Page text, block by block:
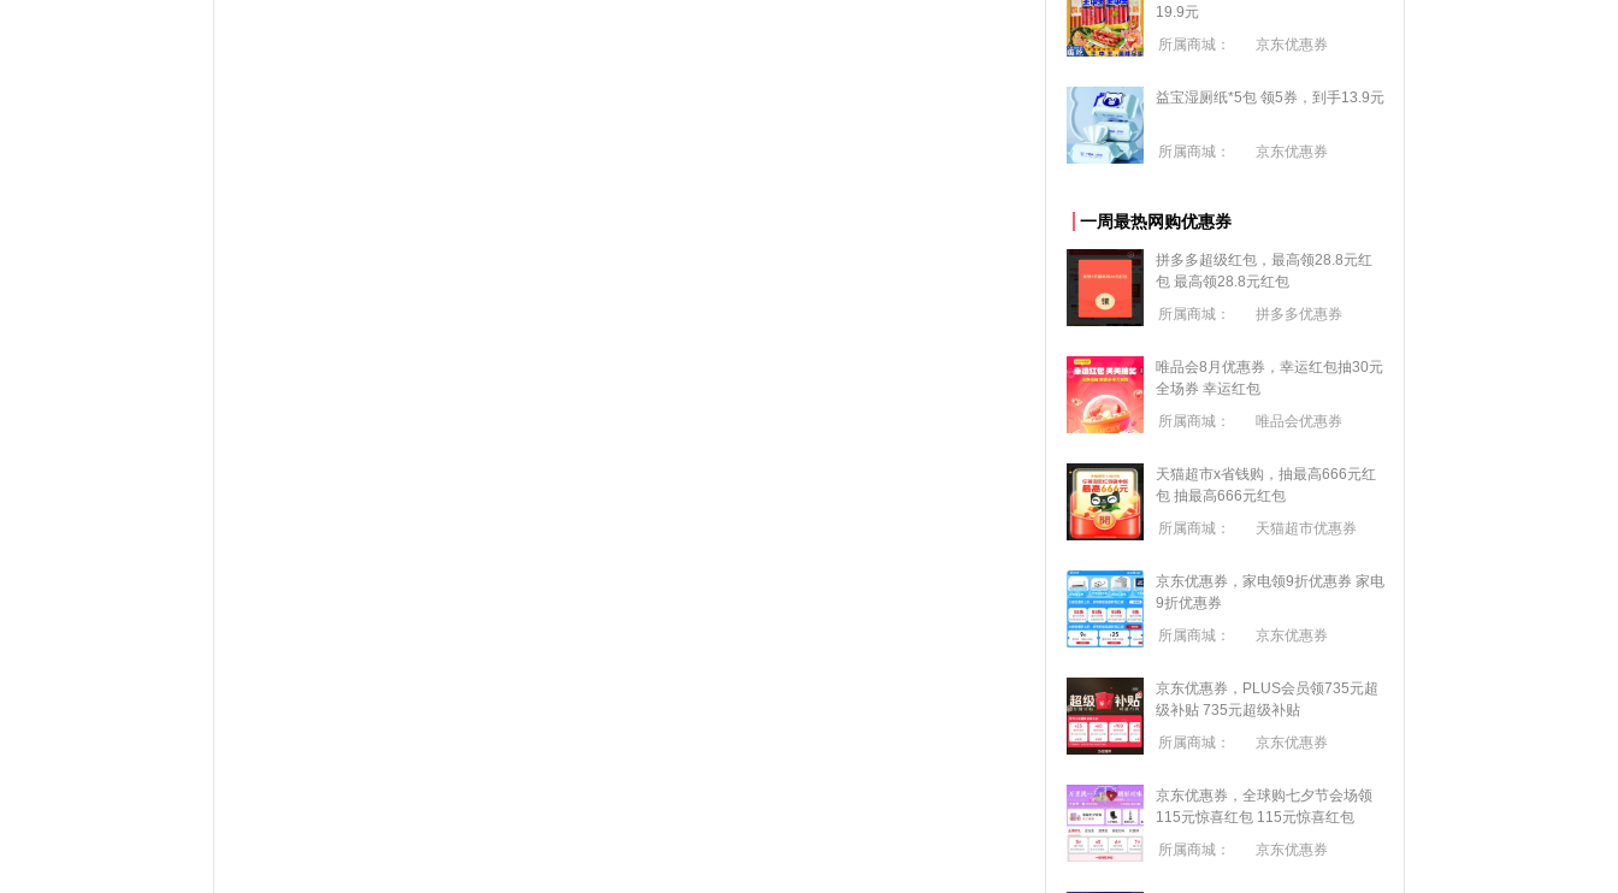
19.9元
所属商城：
京东优惠券
益宝湿厕纸*5包 领5券，到手13.9元
所属商城： 京东优惠券
一周最热网购优惠券
拼多多超级红包，最高领28.8元红
包 最高领28.8元红包
所属商城：
拼多多优惠券
唯品会8月优惠券，幸运红包抽30元
全场券 幸运红包
所属商城：
唯品会优惠券
天猫超市x省钱购，抽最高666元红
包 抽最高666元红包
所属商城：
天猫超市优惠券
京东优惠券，家电领9折优惠券 家电
9折优惠券
所属商城：
京东优惠券
京东优惠券，PLUS会员领735元超
级补贴 735元超级补贴
所属商城：
京东优惠券
京东优惠券，全球购七夕节会场领
115元惊喜红包 115元惊喜红包
所属商城：
京东优惠券